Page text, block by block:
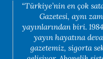
“Türkiye’nin en çok
Gazetesi, aynı
yayınlarından biri.
yayın hayatına
gazetemiz, sigorta